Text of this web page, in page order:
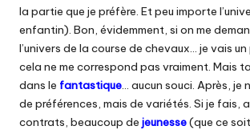
la partie que je préfère. Et peu importe
enfantin). Bon, évidemment, si on me
l’univers de la course de chevaux… je vais un
cela ne me correspond pas vraiment. Mais
dans le fantastique … aucun souci. Après,
de préférences, mais de variétés. Si je fais,
contrats, beaucoup de jeunesse(que ce soit